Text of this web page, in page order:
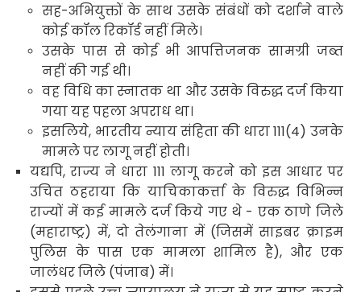
सह-अभियुक्तों के साथ उसके संबंधों को दर्शाने वाले
कोई कॉल रिकॉर्ड नहीं मिले।
उसके पास से कोई भी आपत्तिजनक सामग्री जब्त
नहीं की गई थी।
वह विधि का स्नातक था और उसके विरुद्ध दर्ज किया
गया यह पहला अपराध था।
इसलिये, भारतीय न्याय संहिता की धारा111(4) उनके
मामले पर लागू नहीं होती।
यद्यपि,राज्य ने धारा 111 लागू करने को इस आधार पर
उचित ठहराया कि याचिकाकर्त्ता के विरुद्ध विभिन्न
राज्यों में कई मामले दर्ज किये गए थे - एक ठाणे जिले
(महाराष्ट्र) में,दो तेलंगाना में (जिसमें साइबर क्राइम
पुलिस के पास एक मामला शामिल है), और एक
जालंधर जिले (पंजाब) में।